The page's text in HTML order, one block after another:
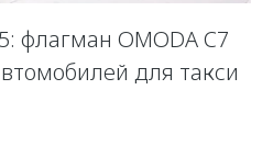
флагман OMODA C7
для такси